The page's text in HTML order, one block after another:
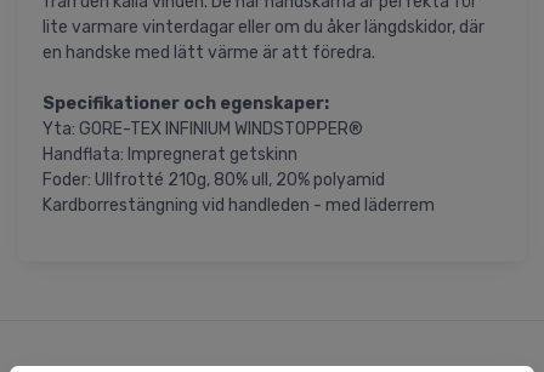
lite varmare vinterdagar eller om du åker längdskidor, där
en handske med lätt värme är att föredra.
Specifikationer och egenskaper:
Yta: GORE-TEX INFINIUM WINDSTOPPER®
Handflata: Impregnerat getskinn
Foder: Ullfrotté 210g, 80% ull, 20% polyamid
Kardborrestängning vid handleden - med läderrem